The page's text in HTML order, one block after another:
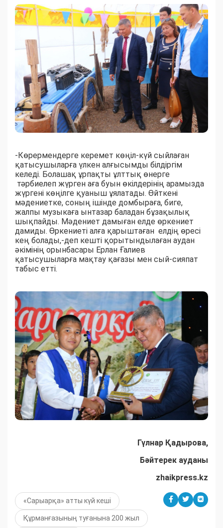
-Көрермендерге керемет көңіл-күй сыйлаған
қатысушыларға үлкен алғысымды білдіргім
келеді. Болашақ ұрпақты ұлттық өнерге
тәрбиелеп жүрген аға буын өкілдерінің арамызда
жүргені көңілге қуаныш ұялатады. Өйткені
мәдениетке, соның ішінде домбыраға, биге,
жалпы музыкаға ынтазар баладан бұзақылық
шықпайды. Мәдениет дамыған елде өркениет
дамиды. Өркениеті алға қарыштаған елдің өресі
кең болады,-деп кешті қорытындылаған аудан
әкімінің орынбасары Ерлан Ғалиев
қатысушыларға мақтау қағазы мен сый-сияпат
табыс етті.
Гүлнар Қадырова,
Бәйтерек ауданы
zhaikpress.kz
«Сарыарқа» атты күй кеші
Құрманғазының туғанына 200 жыл